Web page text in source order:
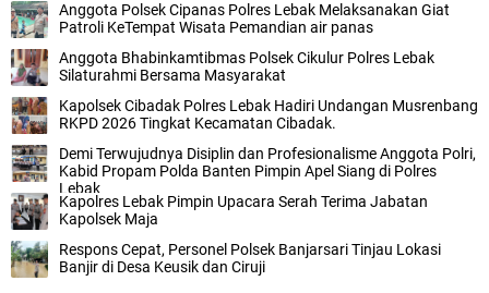
Anggota Polsek Cipanas Polres Lebak Melaksanakan Giat
Patroli KeTempat Wisata Pemandian air panas
Anggota Bhabinkamtibmas Polsek Cikulur Polres Lebak
Silaturahmi Bersama Masyarakat
Kapolsek Cibadak Polres Lebak Hadiri Undangan Musrenbang
RKPD 2026 Tingkat Kecamatan Cibadak.
Demi Terwujudnya Disiplin dan Profesionalisme Anggota Polri,
Kabid Propam Polda Banten Pimpin Apel Siang di Polres
Lebak
Kapolres Lebak Pimpin Upacara Serah Terima Jabatan
Kapolsek Maja
Respons Cepat, Personel Polsek Banjarsari Tinjau Lokasi
Banjir di Desa Keusik dan Ciruji